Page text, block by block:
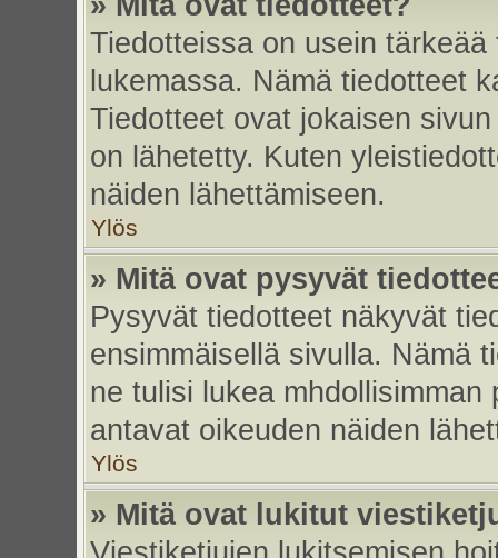
Tiedotteissa on usein
lukemassa. Nämä tiedotteet
Tiedotteet ovat jokaisen
on lähetetty. Kuten
näiden lähettämiseen.
Ylös
» Mitä ovat pysyvät
Pysyvät tiedotteet näkyvät
ensimmäisellä sivulla. Nämä
ne tulisi lukea
antavat oikeuden näiden
Ylös
» Mitä ovat lukitut